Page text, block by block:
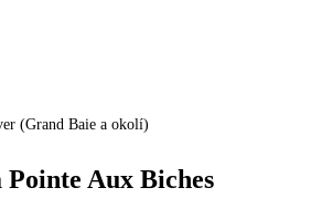
(Grand Baie a okolí)
Aux Biches